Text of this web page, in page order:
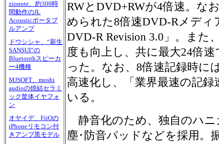
zionote、約300時
間動作のJL
Acousticポータブ
ルアンプ
ドウシシャ、“新生
SANSUI”の
Bluetoothスピーカ
ー4機種
MJSOFT、moshi
audioの焼結セラミ
ック筐体イヤフォ
ン
オヤイデ、FiiOの
iPhoneリモコン付
きアンプ黒モデル
RWとDVD+RWが4倍速。な
められた8倍速DVD-Rメディ
DVD-R Revision 3.0」。また
度も向上し、共に最大24倍
った。なお、8倍速記録時に
高速化し、「業界最速の記
いる。
静音化のため、独自のハニ
塵･防音パッドなどを採用。